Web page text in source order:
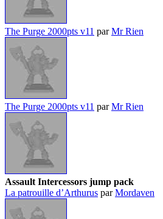
The Purge 2000pts v11 parMr Rien
The Purge 2000pts v11 parMr Rien
Assault Intercessors jump pack
La patrouille d’Arthurus parMordaven